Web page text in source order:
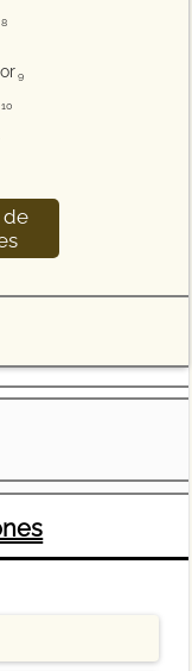
8
9
10
de